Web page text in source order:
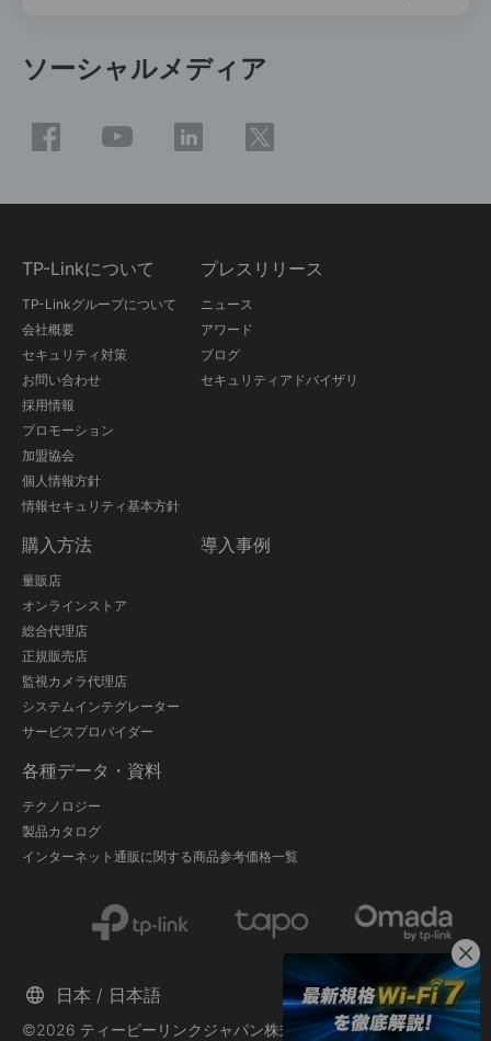
ソーシャルメディア
TP-Linkについて
TP-Linkグループについて
会社概要
セキュリティ対策
お問い合わせ
採用情報
プロモーション
加盟協会
個人情報方針
情報セキュリティ基本方針
プレスリリース
ニュース
アワード
ブログ
セキュリティアドバイザリ
購入方法
量販店
オンラインストア
総合代理店
正規販売店
監視カメラ代理店
システムインテグレーター
サービスプロバイダー
導入事例
各種データ・資料
テクノロジー
製品カタログ
インターネット通販に関する商品参考価格一覧
©2026 ティーピーリンクジャパン株式会社 and its affiliated
日本 / 日本語